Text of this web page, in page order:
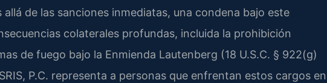
allá de las sanciones inmediatas, una condena bajo este
colaterales profundas, incluida la prohibición
de fuego bajo la Enmienda Lautenberg (18 U.S.C. § 922(g)
P.C. representa a personas que enfrentan estos cargos en